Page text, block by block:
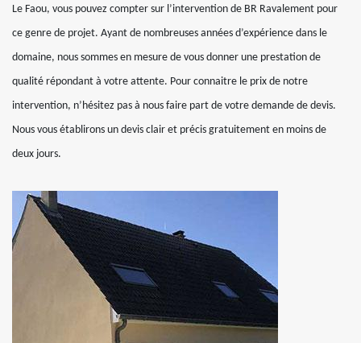
Le Faou, vous pouvez compter sur l’intervention de BR Ravalement pour
ce genre de projet. Ayant de nombreuses années d’expérience dans le
domaine, nous sommes en mesure de vous donner une prestation de
qualité répondant à votre attente. Pour connaitre le prix de notre
intervention, n’hésitez pas à nous faire part de votre demande de devis.
Nous vous établirons un devis clair et précis gratuitement en moins de
deux jours.